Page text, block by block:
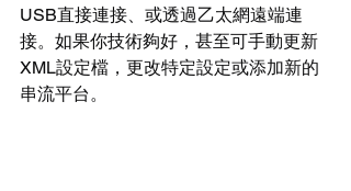
USB直接連接、或透過乙太網遠端連
接。如果你技術夠好，甚至可手動更新
XML設定檔，更改特定設定或添加新的
串流平台。